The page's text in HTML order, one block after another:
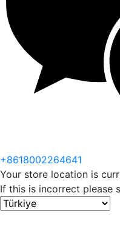
+8618002264641
Your store location is
If this is incorrect please